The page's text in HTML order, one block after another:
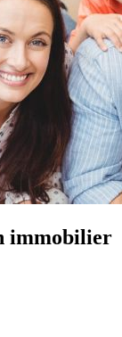
immobilier